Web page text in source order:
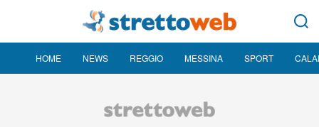
HOME NEWS REGGIO MESSINA SPORT